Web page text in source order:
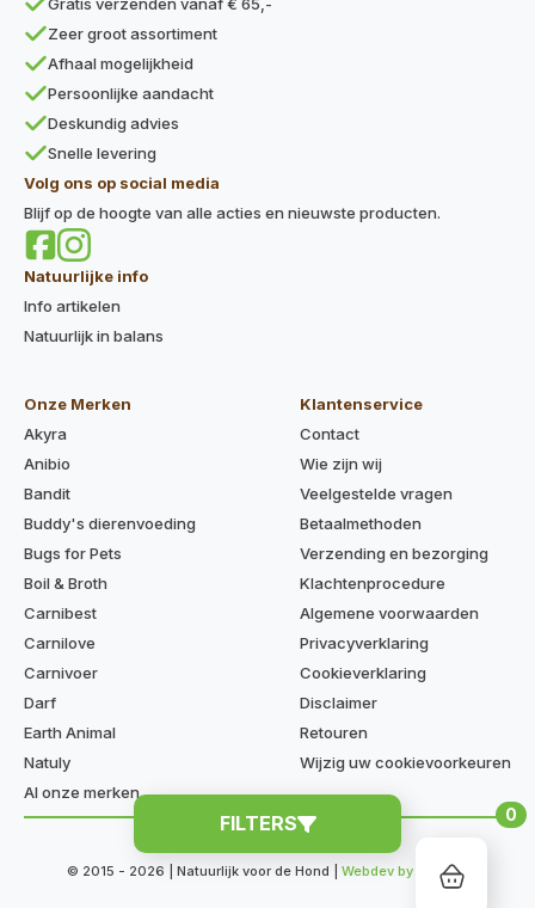
FILTERS 0
Zeer groot assortiment
Afhaal mogelijkheid
Persoonlijke aandacht
Deskundig advies
Snelle levering
Volg ons op social media
Blijf op de hoogte van alle acties en nieuwste producten.
Natuurlijke info
Info artikelen
Natuurlijk in balans
Onze Merken
Akyra
Anibio
Bandit
Buddy's dierenvoeding
Bugs for Pets
Boil & Broth
Carnibest
Carnilove
Carnivoer
Darf
Earth Animal
Natuly
Al onze merken
Klantenservice
Contact
Wie zijn wij
Veelgestelde vragen
Betaalmethoden
Verzending en bezorging
Klachtenprocedure
Algemene voorwaarden
Privacyverklaring
Cookieverklaring
Disclaimer
Retouren
Wijzig uw cookievoorkeuren
© 2015 - 2026 | Natuurlijk voor de Hond | Webdev by Kaige.nl